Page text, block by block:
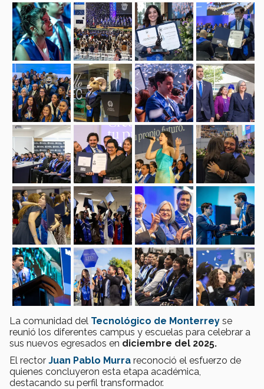
La comunidad del Tecnológico de Monterrey se
reunió los diferentes campus y escuelas para celebrar a
sus nuevos egresados en diciembre del 2025.
El rector Juan Pablo Murra reconoció el esfuerzo de
quienes concluyeron esta etapa académica,
destacando su perfil transformador.